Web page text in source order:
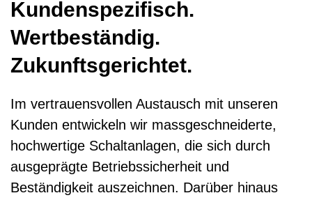
Kontaktformular
Kundenspezifisch.
Wertbeständig.
Zukunftsgerichtet.
Im vertrauensvollen Austausch mit unseren
Kunden entwickeln wir massgeschneiderte,
hochwertige Schaltanlagen, die sich durch
ausgeprägte Betriebssicherheit und
Beständigkeit auszeichnen. Darüber hinaus